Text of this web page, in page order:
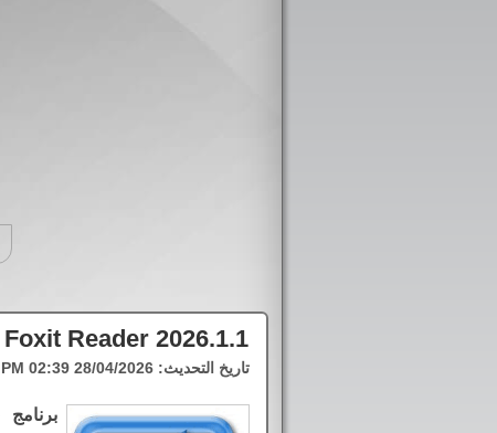
Foxit Reader 2026.1.1
تاريخ التحديث:28/04/2026 02:39 PM